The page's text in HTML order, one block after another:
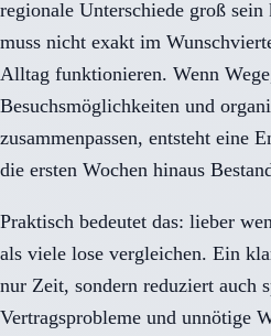
regionale Unterschiede groß
muss nicht exakt im
Alltag funktionieren. Wenn
Besuchsmöglichkeiten und
zusammenpassen, entsteht eine
die ersten Wochen hinaus
Praktisch bedeutet das: lieber
als viele lose vergleichen. Ein
nur Zeit, sondern reduziert auch
Vertragsprobleme und unnötige